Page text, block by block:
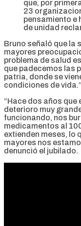
que, por
23
pensamiento e
de unidad
Bruno señaló que la
mayores
problema de salud
que padecemos las
patria, donde se
condiciones de vida.”
“Hace dos años que
deterioro muy
funcionando, nos
medicamentos al
extienden meses, lo
mayores nos
denunció el jubilado.